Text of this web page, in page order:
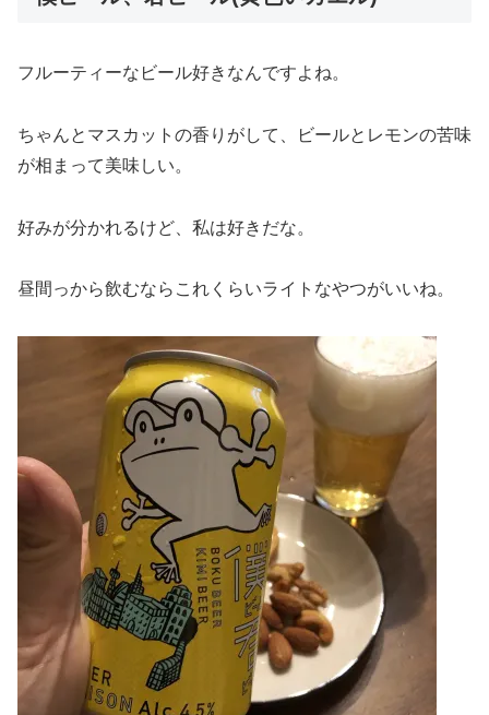
フルーティーなビール好きなんですよね。
ちゃんとマスカットの香りがして、ビールとレモンの苦味
が相まって美味しい。
好みが分かれるけど、私は好きだな。
昼間っから飲むならこれくらいライトなやつがいいね。